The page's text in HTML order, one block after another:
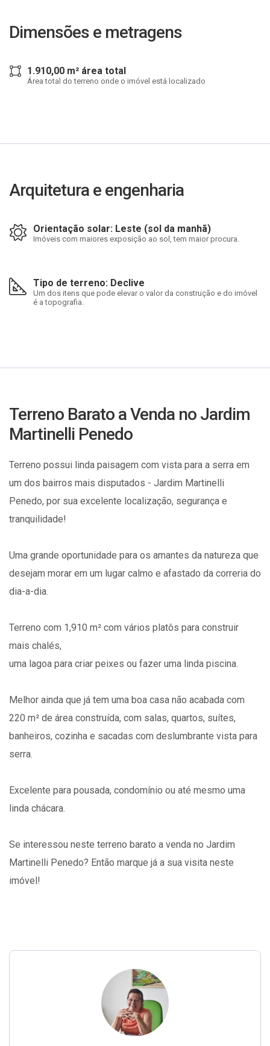
Dimensões e metragens
1.910,00 m² área total
Área total do terreno onde o imóvel está localizado
Arquitetura e engenharia
Orientação solar: Leste (sol da manhã)
Imóveis com maiores exposição ao sol, tem maior procura.
Tipo de terreno: Declive
Um dos itens que pode elevar o valor da construção e do imóvel
é a topografia.
Terreno Barato a Venda no Jardim
Martinelli Penedo
Terreno possui linda paisagem com vista para a serra em
um dos bairros mais disputados - Jardim Martinelli
Penedo, por sua excelente localização, segurança e
tranquilidade!
Uma grande oportunidade para os amantes da natureza que
desejam morar em um lugar calmo e afastado da correria do
dia-a-dia.
Terreno com 1,910 m² com vários platôs para construir
mais chalés,
uma lagoa para criar peixes ou fazer uma linda piscina.
Melhor ainda que já tem uma boa casa não acabada com
220 m² de área construída, com salas, quartos, suítes,
banheiros, cozinha e sacadas com deslumbrante vista para
serra.
Excelente para pousada, condomínio ou até mesmo uma
linda chácara.
Se interessou neste terreno barato a venda no Jardim
Martinelli Penedo? Então marque já a sua visita neste
imóvel!